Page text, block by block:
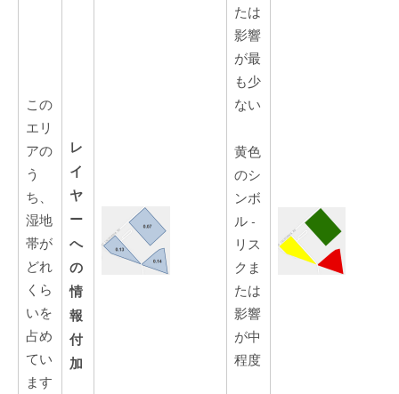
この
エリ
アの
う
ち、
湿地
帯が
どれ
くら
いを
占め
てい
ます
レ
イ
ヤ
ー
へ
の
情
報
付
加
たは
影響
が最
も少
ない
黄色
のシ
ンボ
ル -
リス
クま
たは
影響
が中
程度